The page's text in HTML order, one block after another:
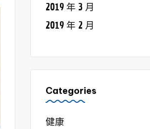
2019 年 3 月
2019 年 2 月
Categories
健康